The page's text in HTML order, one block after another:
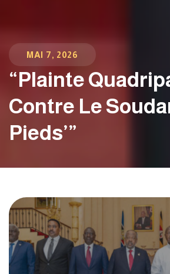
MAI 7, 2026
“Plainte
Contre Le
Pieds’”